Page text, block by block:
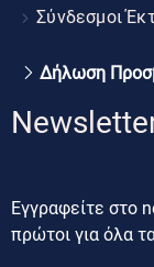
Σύνδεσμοι
Δήλωση
Εγγραφείτε στο
πρώτοι για όλα